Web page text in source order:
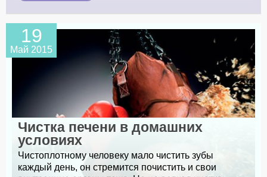
19
Май 2015
Чистка печени в домашних
условиях
Чистоплотному человеку мало чистить зубы
каждый день, он стремится почистить и свои